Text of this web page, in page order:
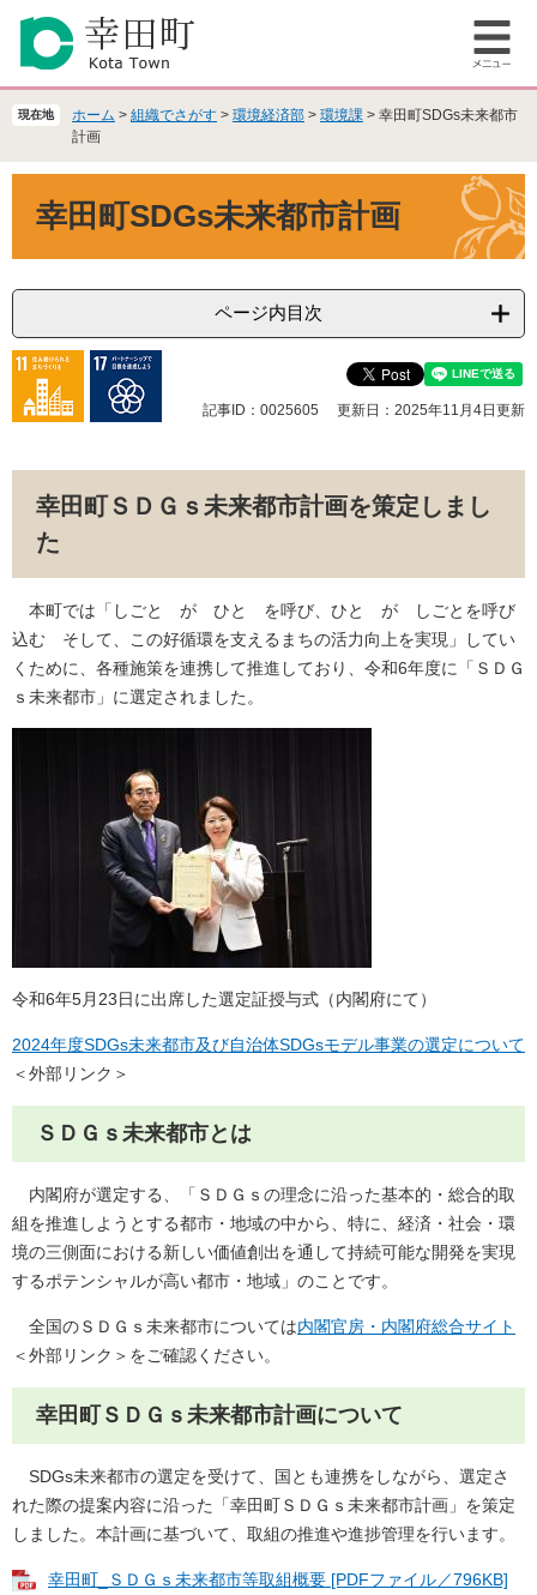
の
で
ー
ば
文
へ
メ
ー
現在地 ホーム > 組織でさがす > 環境経済部 > 環境課 > 幸田町SDGs未来都市
計画
幸田町SDGs未来都市計画
ページ内目次
記事ID：0025605 更新日：2025年11月4日更新
幸田町ＳＤＧｓ未来都市計画を策定しまし
た
本町では「しごと が ひと を呼び、ひと が しごとを呼び
込む そして、この好循環を支えるまちの活力向上を実現」してい
くために、各種施策を連携して推進しており、令和6年度に「ＳＤＧ
ｓ未来都市」に選定されました。
令和6年5月23日に出席した選定証授与式（内閣府にて）
2024年度SDGs未来都市及び自治体SDGsモデル事業の選定について
＜外部リンク＞
ＳＤＧｓ未来都市とは
内閣府が選定する、「ＳＤＧｓの理念に沿った基本的・総合的取
組を推進しようとする都市・地域の中から、特に、経済・社会・環
境の三側面における新しい価値創出を通して持続可能な開発を実現
するポテンシャルが高い都市・地域」のことです。
全国のＳＤＧｓ未来都市については内閣官房・内閣府総合サイト
＜外部リンク＞ をご確認ください。
幸田町ＳＤＧｓ未来都市計画について
SDGs未来都市の選定を受けて、国とも連携をしながら、選定さ
れた際の提案内容に沿った「幸田町ＳＤＧｓ未来都市計画」を策定
しました。本計画に基づいて、取組の推進や進捗管理を行います。
幸田町_ＳＤＧｓ未来都市等取組概要 [PDFファイル／796KB]